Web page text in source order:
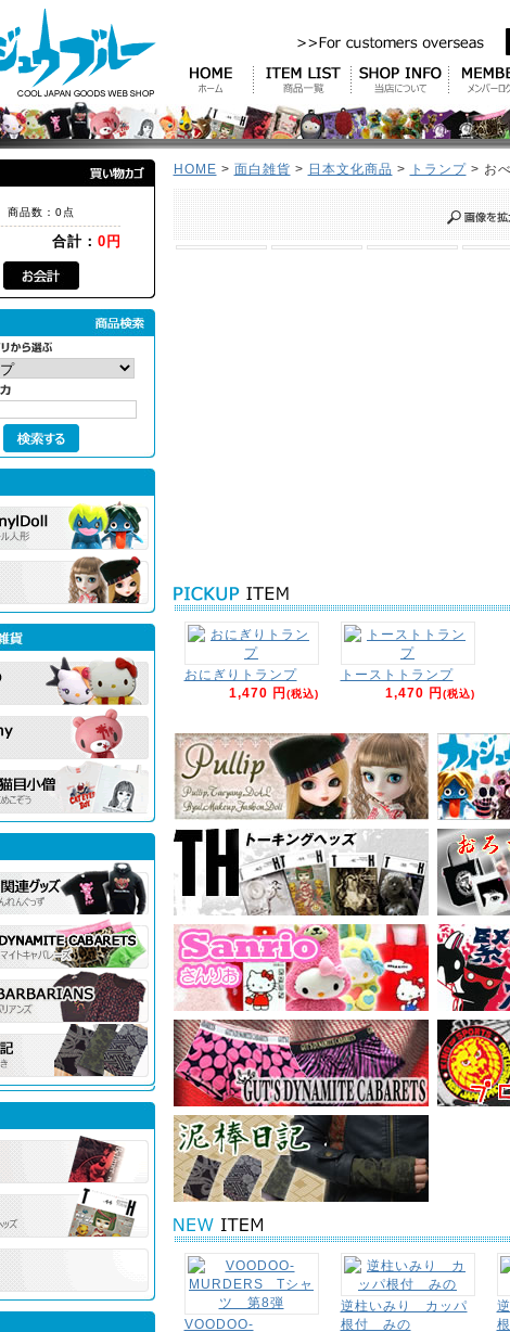
商品数：0点
合計： 0円
HOME > 面白雑貨 > 日本文化商品 > トランプ> お
おにぎりトランプ
1,470 円(税込)
トーストトランプ
1,470 円(税込)
VOODOO-
逆柱いみり カッパ
根付 みの